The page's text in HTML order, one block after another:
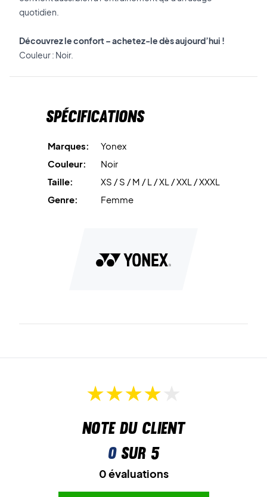
quotidien.
Découvrez le confort – achetez-le dès aujourd’hui !
Couleur : Noir.
Spécifications
Marques:
Yonex
Couleur:
Noir
Taille:
XS / S / M / L / XL / XXL / XXXL
Genre:
Femme
Note du client
0sur 5
0 évaluations